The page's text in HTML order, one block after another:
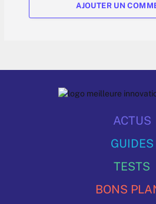
AJOUTER UN
ACTUS
GUIDES
TESTS
BONS